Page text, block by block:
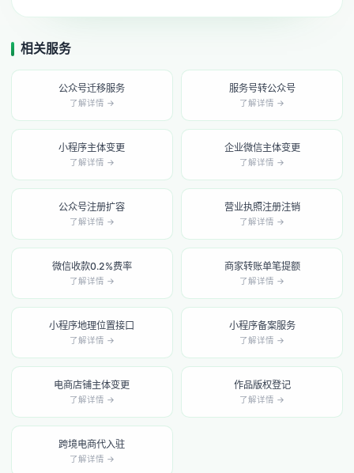
相关服务
公众号迁移服务
了解详情 →
服务号转公众号
了解详情 →
小程序主体变更
了解详情 →
企业微信主体变更
了解详情 →
公众号注册扩容
了解详情 →
营业执照注册注销
了解详情 →
微信收款0.2%费率
了解详情 →
商家转账单笔提额
了解详情 →
小程序地理位置接口
了解详情 →
小程序备案服务
了解详情 →
电商店铺主体变更
了解详情 →
作品版权登记
了解详情 →
跨境电商代入驻
了解详情 →